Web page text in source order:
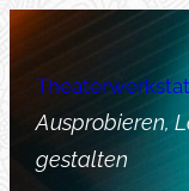
Zum
springen
Ausprobieren,
gestalten